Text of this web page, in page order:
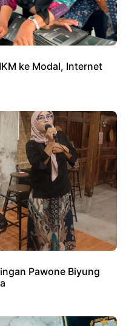
ke Modal, Internet
Pawone Biyung